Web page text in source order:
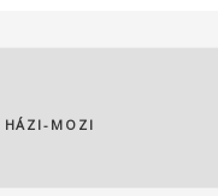
HÁZI-MOZI